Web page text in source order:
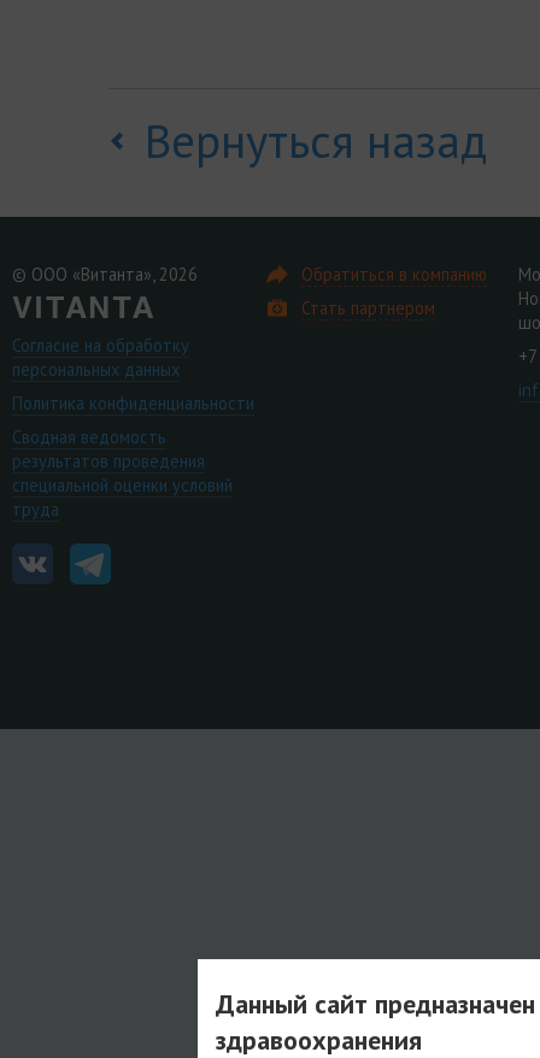
Вернуться назад
© ООО «Витанта», 2026
Согласие на обработку
персональных данных
Политика конфиденциальности
Сводная ведомость
результатов проведения
специальной оценки условий
труда
Обратиться в компанию
Стать партнером
Данный сайт
здравоохранения